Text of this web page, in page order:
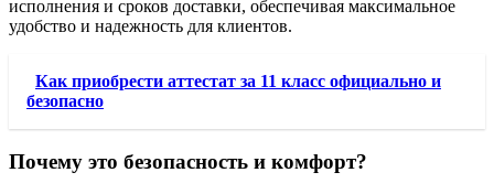
исполнения и сроков доставки, обеспечивая максимальное
удобство и надежность для клиентов.
Как приобрести аттестат за 11 класс официально и
безопасно
Почему это безопасность и комфорт?